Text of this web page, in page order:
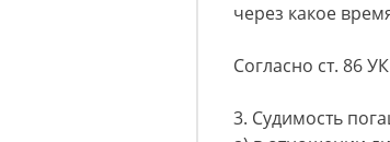
через какое
Согласно ст. 86
3. Судимость